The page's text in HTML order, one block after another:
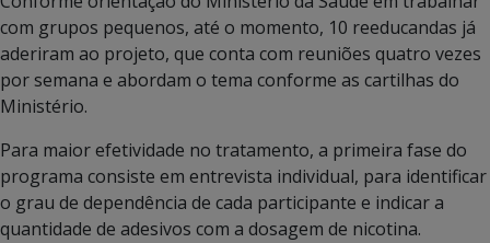
com grupos pequenos, até o momento, 10 reeducandas já
aderiram ao projeto, que conta com reuniões quatro vezes
por semana e abordam o tema conforme as cartilhas do
Ministério.
Para maior efetividade no tratamento, a primeira fase do
programa consiste em entrevista individual, para identificar
o grau de dependência de cada participante e indicar a
quantidade de adesivos com a dosagem de nicotina.